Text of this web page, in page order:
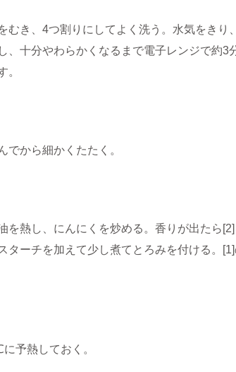
むき、4つ割りにしてよく洗う。水気をき
、十分やわらかくなるまで電子レンジで約3
。
でから細かくたたく。
を熱し、にんにくを炒める。香りが出たら
ターチを加えて少し煮てとろみを付ける。
予熱しておく。